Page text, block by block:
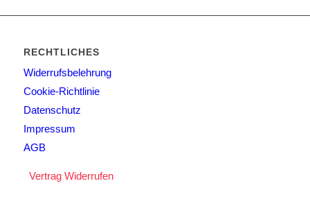
RECHTLICHES
Widerrufsbelehrung
Cookie-Richtlinie
Datenschutz
Impressum
AGB
Vertrag Widerrufen